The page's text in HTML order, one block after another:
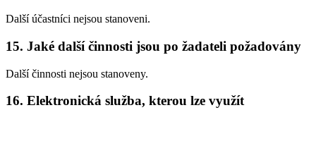
Další účastníci nejsou stanoveni.
15. Jaké další činnosti jsou po žadateli požadovány
Další činnosti nejsou stanoveny.
16. Elektronická služba, kterou lze využít